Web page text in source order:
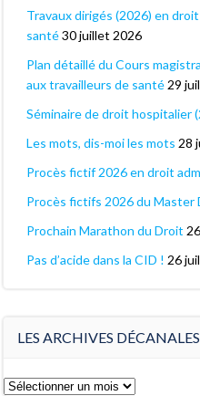
Travaux dirigés (2026) en
santé30 juillet 2026
Plan détaillé du Cours
aux travailleurs de santé29
Séminaire de droit hospitalier
Les mots, dis-moi les mots 28
Procès fictif 2026 en droit
Procès fictifs 2026 du Master
Prochain Marathon du Droit
Pas d’acide dans la CID ! 26
LES ARCHIVES DÉCANALES
Les